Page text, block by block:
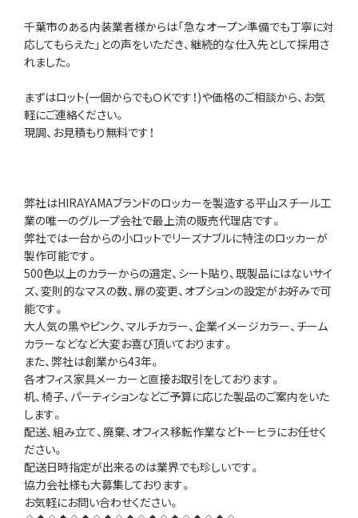
千葉市のある内装業者様からは「急なオープン準備でも丁寧に対
応してもらえた」との声をいただき、継続的な仕入先として採用さ
れました。
まずはロット(一個からでもＯＫです！)や価格のご相談から、お気
軽にご連絡ください。
現調、お見積もり無料です！
弊社はHIRAYAMAブランドのロッカーを製造する平山スチール工
業の唯一のグループ会社で最上流の販売代理店です。
弊社では一台からの小ロットでリーズナブルに特注のロッカーが
製作可能です。
500色以上のカラーからの選定、シート貼り、既製品にはないサイ
ズ、変則的なマスの数、扉の変更、オプションの設定がお好みで可
能です。
大人気の黒やピンク、マルチカラー、企業イメージカラー、チーム
カラーなどなど大変お喜び頂いております。
また、弊社は創業から43年。
各オフィス家具メーカーと直接お取引をしております。
机、椅子、パーティションなどご予算に応じた製品のご案内をいた
します。
配送、組み立て、廃棄、オフィス移転作業などトーヒラにお任せく
ださい。
配送日時指定が出来るのは業界でも珍しいです。
協力会社様も大募集しております。
お気軽にお問い合わせください。